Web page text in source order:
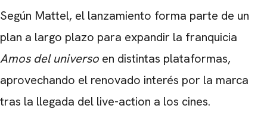
Según Mattel, el lanzamiento forma parte de un
plan a largo plazo para expandir la franquicia
Amos del universo en distintas plataformas,
aprovechando el renovado interés por la marca
tras la llegada del live-action a los cines.